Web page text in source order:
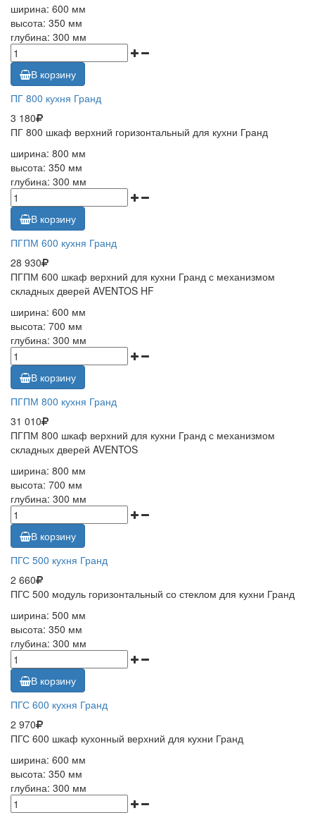
ширина: 600 мм
высота: 350 мм
глубина: 300 мм
В корзину
ПГ 800 кухня Гранд
3 180
ПГ 800 шкаф верхний горизонтальный для кухни Гранд
ширина: 800 мм
высота: 350 мм
глубина: 300 мм
В корзину
ПГПМ 600 кухня Гранд
28 930
ПГПМ 600 шкаф верхний для кухни Гранд с механизмом
складных дверей AVENTOS HF
ширина: 600 мм
высота: 700 мм
глубина: 300 мм
В корзину
ПГПМ 800 кухня Гранд
31 010
ПГПМ 800 шкаф верхний для кухни Гранд с механизмом
складных дверей AVENTOS
ширина: 800 мм
высота: 700 мм
глубина: 300 мм
В корзину
ПГС 500 кухня Гранд
2 660
ПГС 500 модуль горизонтальный со стеклом для кухни Гранд
ширина: 500 мм
высота: 350 мм
глубина: 300 мм
В корзину
ПГС 600 кухня Гранд
2 970
ПГС 600 шкаф кухонный верхний для кухни Гранд
ширина: 600 мм
высота: 350 мм
глубина: 300 мм